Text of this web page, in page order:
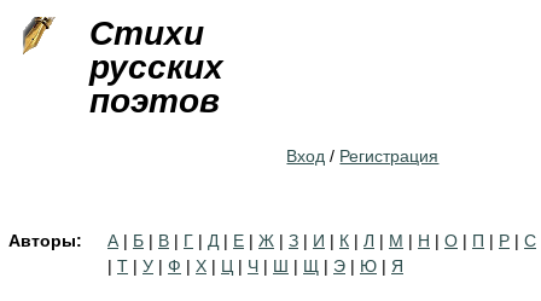
Стихи
русских
поэтов
Вход / Регистрация
Авторы: А | Б | В | Г | Д | Е | Ж | З | И | К | Л | М | Н | О | П | Р | С
| Т | У | Ф | Х | Ц | Ч | Ш | Щ | Э | Ю | Я